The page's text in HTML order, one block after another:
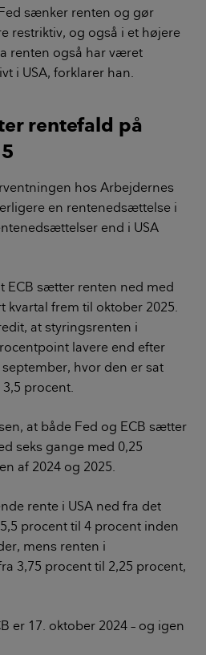
sænker renten og gør
restriktiv, og også i et højere
renten også har været
i USA, forklarer han.
rentefald på
hos Arbejdernes
en rentenedsættelse i
end i USA
ECB sætter renten ned med
kvartal frem til oktober 2025.
at styringsrenten i
lavere end efter
hvor den er sat
procent.
at både Fed og ECB sætter
seks gange med 0,25
af 2024 og 2025.
rente i USA ned fra det
procent til 4 procent inden
mens renten i
3,75 procent til 2,25 procent,
er 17. oktober 2024 – og igen